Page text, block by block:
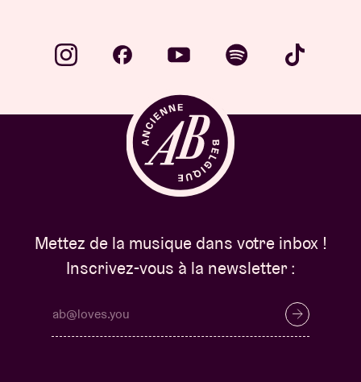
Mettez de la musique dans votre inbox !
Inscrivez-vous à la newsletter :